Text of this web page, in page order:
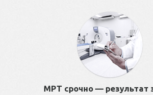
МРТ срочно — результат